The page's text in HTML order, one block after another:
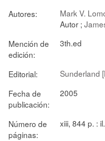
Autores: Mark V.
Autor ;
Mención de
edición:
3th.ed
Editorial:
Sunderland
Fecha de
publicación:
2005
Número de
páginas:
xiii, 844 p. : il.